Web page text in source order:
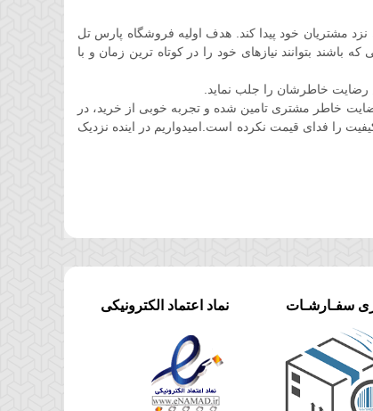
جایگاه ویژه ای نزد مشتریان خود پیدا کند. هدف اولیه فروشگاه پارس تل
بتوانند نیازهای خود را در کوتاه ترین زمان و با
خاطرشان را جلب نماید.
خاطر مشتری تامین شده و تجربه خوبی از خرید، در
را فدای قیمت نکرده است.امیدواریم در اینده نزدیک
سفـارشـات نماد اعتماد الکترونیکی